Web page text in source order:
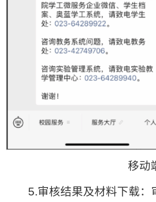
移动
5.审核结果及材料下载：